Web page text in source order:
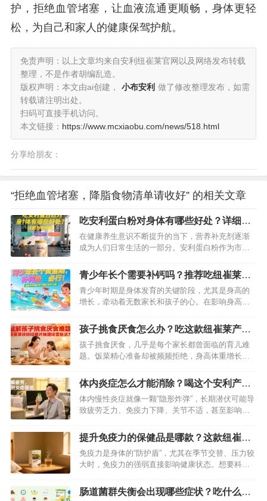
护，拒绝血管堵塞，让血液流通更顺畅，身体更轻
松，为自己和家人的健康保驾护航。
免责声明：以上文章均来自安利纽崔莱官网以及网络发布转载
整理，不是作者胡编乱造。
版权声明：本文由ai创建，
小布安利 做了修改整理发布，如需
转载请注明出处。
扫码可直接手机访问。
本文链接： https://www.mcxiaobu.com/news/518.html
分享给朋友：
“拒绝血管堵塞，降脂食物清单请收好” 的相关文章
吃安利蛋白粉对身体有哪些好处？详细为
你揭秘
在健康养生意识不断提升的当下，营养补充剂逐渐
成为人们日常生活的一部分。安利蛋白粉作为市场
的用户口碑，吸引了众多消费者的目光。那么，食
用安利蛋白粉究竟能为身体带来哪些好处呢？接下
来，将为你全方位揭秘。…
青少年长个需要补钙吗？推荐吃纽崔莱钙
镁维生素D咀嚼片效果好
青少年时期是身体发育的关键阶段，尤其是身高的
增长，牵动着无数家长和孩子的心。在影响身高的
不容忽视的一环。那么，青少年长个到底需不需要
补钙？又该如何选择合适的补钙产品？纽崔莱钙镁
维生素D咀嚼片凭借出色的效果，成为众多家庭的信
赖之选。…
孩子挑食厌食怎么办？吃这款纽崔莱产品
可有效改善味觉
孩子挑食厌食，几乎是每个家长都曾面临的育儿难
题。饭菜精心准备却被频频拒绝，身高体重增长缓
藏着微量元素缺乏的“隐形杀手”。临床研究表明，
铁、锌等微量元素的不足，会直接影响孩子的味觉
感知与食欲调节。而纽崔莱铁锌咀嚼片，凭借科学
配方与专业营养支持，成为改善孩子挑…
体内炎症怎么才能消除？喝这个安利产品
可以改善
体内慢性炎症就像一颗“隐形炸弹”，长期潜伏可能导
致疲劳乏力、免疫力下降、关节不适，甚至影响代
高糖、多吃抗炎食物）、规律作息（避免熬夜）、
适度运动（促进循环代谢），搭配科学的营养补
充，能让调理效果更高效。而安利纽崔莱基源欣活
饮品，正是一款针对体内炎症设计的优…
提升免疫力的保健品是哪款？这款纽崔莱
产品不错
免疫力是身体的“防护盾”，尤其在季节交替、压力较
大时，免疫力的强弱直接影响健康状态。想要科学
纽崔莱汉本萃破壁灵芝孢子粉凭借过硬的品质和明
确的功效，成为不少人的安心之选。…
肠道菌群失衡会出现哪些症状？吃什么能